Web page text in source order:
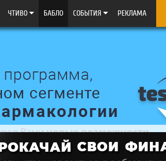
ЧТИВО БАБЛО CОБЫТИЯ РЕКЛАМА